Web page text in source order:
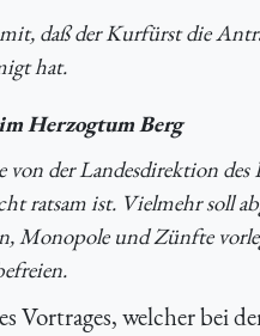
daß der Kurfürst die
hat.
Herzogtum Berg
von der Landesdirektion
ratsam ist. Vielmehr soll
Monopole und Zünfte
Vortrages, welcher bei